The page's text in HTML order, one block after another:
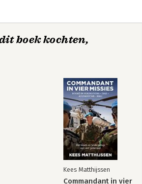
boek kochten,
Kees Matthijssen
Commandant in vier